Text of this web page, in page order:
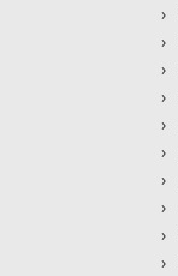
›
›
›
›
›
›
›
›
›
›